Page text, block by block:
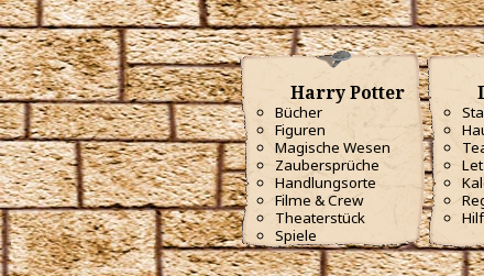
Harry Potter
Bücher
Figuren
Magische Wesen
Zaubersprüche
Handlungsorte
Filme & Crew
Theaterstück
Spiele